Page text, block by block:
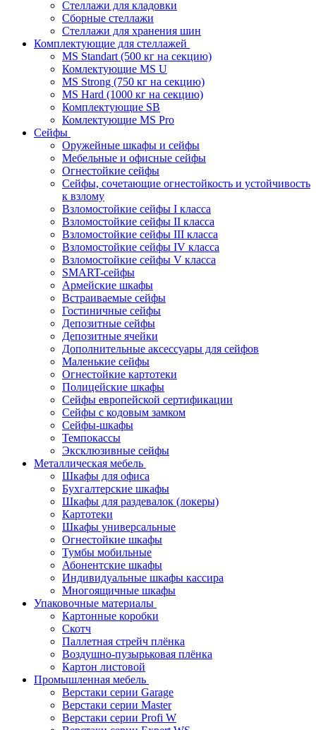
Стеллажи для кладовки
Сборные стеллажи
Стеллажи для хранения шин
Комплектующие для стеллажей
MS Standart (500 кг на секцию)
Комлектующие MS U
MS Strong (750 кг на секцию)
MS Hard (1000 кг на секцию)
Комплектующие SB
Комлектующие MS Pro
Сейфы
Оружейные шкафы и сейфы
Мебельные и офисные сейфы
Огнестойкие сейфы
Сейфы, сочетающие огнестойкость и устойчивость
к взлому
Взломостойкие сейфы I класса
Взломостойкие сейфы II класса
Взломостойкие сейфы III класса
Взломостойкие сейфы IV класса
Взломостойкие сейфы V класса
SMART-сейфы
Армейские шкафы
Встраиваемые сейфы
Гостиничные сейфы
Депозитные сейфы
Депозитные ячейки
Дополнительные аксессуары для сейфов
Маленькие сейфы
Огнестойкие картотеки
Полицейские шкафы
Сейфы европейской сертификации
Сейфы с кодовым замком
Сейфы-шкафы
Темпокассы
Эксклюзивные сейфы
Металлическая мебель
Шкафы для офиса
Бухгалтерские шкафы
Шкафы для раздевалок (локеры)
Картотеки
Шкафы универсальные
Огнестойкие шкафы
Тумбы мобильные
Абонентские шкафы
Индивидуальные шкафы кассира
Многоящичные шкафы
Упаковочные материалы
Картонные коробки
Скотч
Паллетная стрейч плёнка
Воздушно-пузырьковая плёнка
Картон листовой
Промышленная мебель
Верстаки серии Garage
Верстаки серии Master
Верстаки серии Profi W